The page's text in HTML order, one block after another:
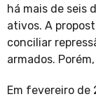
há mais de seis
ativos. A
conciliar
armados.
Em fevereiro de